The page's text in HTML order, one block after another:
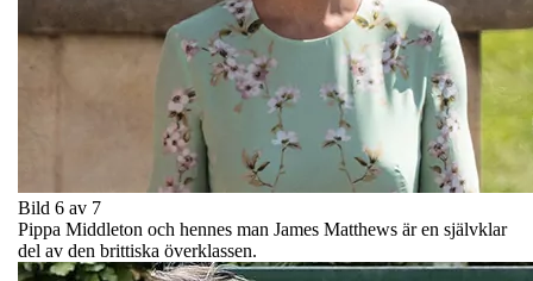
Bild 6 av 7
Pippa Middleton och hennes man James Matthews är en självklar
del av den brittiska överklassen.